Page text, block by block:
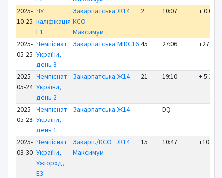
2025-
10-25
ЧУ
каліфікація
E1
Закарпатська
КСО
Максимум
Ж14 2 10:07 + 0:02
2025-
05-25
Чемпіонат
України,
день 3
Закарпатська МІКС16 45 27:06 +27:06
2025-
05-24
Чемпіонат
України,
день 2
Закарпатська Ж14 21 19:10 + 5:39
2025-
05-23
Чемпіонат
України,
день 1
Закарпатська Ж14 DQ
2025-
03-30
Чемпіонат
України,
Ужгород,
E3
Закарп./КСО
Максимум
Ж14 15 10:47 +10:47